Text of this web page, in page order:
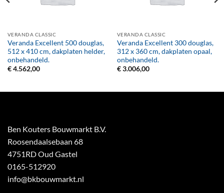
VERANDA CLASSIC
Veranda Excellent 500 douglas,
512 x 410 cm, dakplaten helder,
onbehandeld.
€4.562,00
VERANDA CLASSIC
Veranda Excellent 300 douglas,
312 x 360 cm, dakplaten opaal,
onbehandeld.
€3.006,00
Ben Kouters Bouwmarkt B.V.
Roosendaalsebaan 68
4751RD Oud Gastel
0165-512920
info@bkbouwmarkt.nl